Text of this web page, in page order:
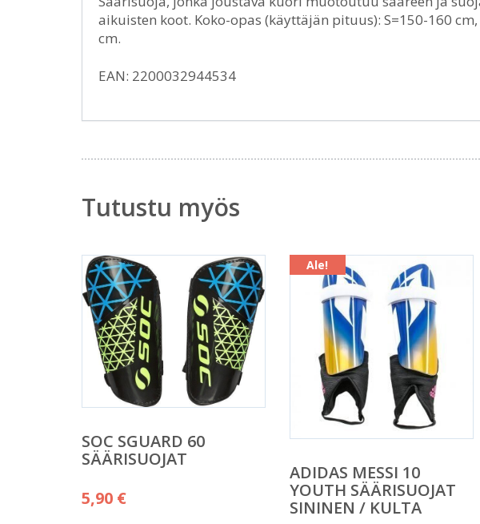
aikuisten koot. Koko-opas (käyttäjän pituus): S=150-160
cm.
EAN: 2200032944534
Tutustu myös
SOC SGUARD 60
SÄÄRISUOJAT
5,90 €
Ale!
ADIDAS MESSI 10
YOUTH SÄÄRISUOJAT
SININEN / KULTA